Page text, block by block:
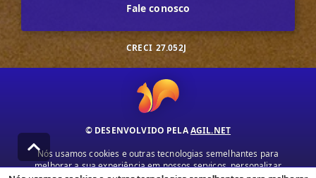
Fale conosco
CRECI 27.052J
© DESENVOLVIDO PELAAGIL.NET
Nós usamos cookies e outras tecnologias semelhantes para
melhorar a sua experiência em nossos serviços, personalizar